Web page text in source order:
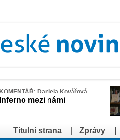
KOMENTÁŘ: Daniela Kovářová
Inferno mezi námi
Titulní strana
Zprávy